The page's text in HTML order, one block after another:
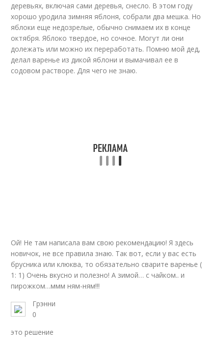
Печение из яблочного
жмыха
Пирог из яблочной
пены
Повидло из вишни Вишневое повидло
Повидло в домашних
условиях
деревьях, включая сами деревья, снесло. В этом году
хорошо уродила зимняя яблоня, собрали два мешка. Но
яблоки еще недозрелые, обычно снимаем их в конце
октября. Яблоко твердое, но сочное. Могут ли они
долежать или можно их переработать. Помню мой дед,
делал варенье из дикой яблони и вымачивал ее в
содовом растворе. Для чего не знаю.
Ой! Не там написала вам свою рекомендацию! Я здесь
новичок, не все правила знаю. Так вот, если у вас есть
брусника или клюква, то обязательно сварите варенье (
1: 1) Очень вкусно и полезно! А зимой… с чайком.. и
пирожком…ммм ням-ням!!!
Грэнни
0
это решение